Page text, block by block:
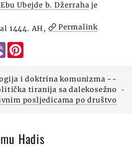
Ubejde b. Džerraha je
1444. AH,
Permalink
Viber
i doktrina komunizma --
tiranija sa dalekosežno
posljedicama po društvo
Hadis